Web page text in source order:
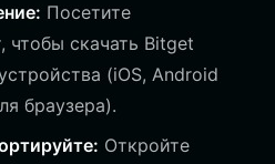
Посетите
чтобы скачать Bitget
(iOS, Android
браузера).
Откройте